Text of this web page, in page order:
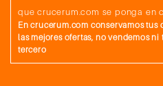
que crucerum.com se ponga en
En crucerum.com conservamos tus
las mejores ofertas, no vendemos
tercero